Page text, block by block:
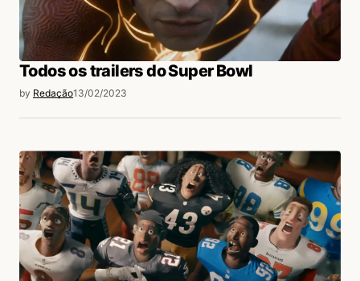
Todos os trailers do Super Bowl
by Redação13/02/2023